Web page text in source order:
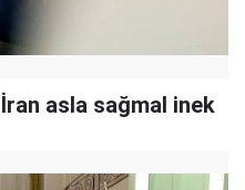
asla sağmal inek